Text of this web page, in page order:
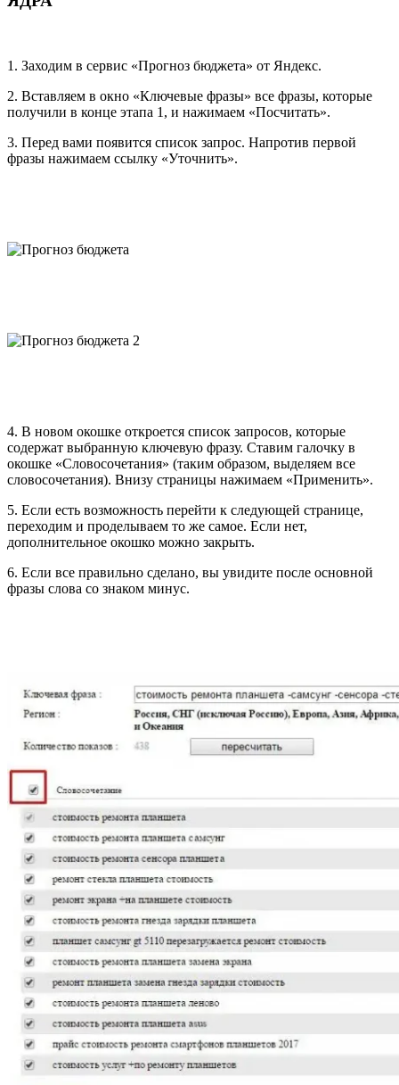
1. Заходим в сервис «Прогноз бюджета» от Яндекс.
2. Вставляем в окно «Ключевые фразы» все фразы, которые
получили в конце этапа 1, и нажимаем «Посчитать».
3. Перед вами появится список запрос. Напротив первой
фразы нажимаем ссылку «Уточнить».
4. В новом окошке откроется список запросов, которые
содержат выбранную ключевую фразу. Ставим галочку в
окошке «Словосочетания» (таким образом, выделяем все
словосочетания). Внизу страницы нажимаем «Применить».
5. Если есть возможность перейти к следующей странице,
переходим и проделываем то же самое. Если нет,
дополнительное окошко можно закрыть.
6. Если все правильно сделано, вы увидите после основной
фразы слова со знаком минус.